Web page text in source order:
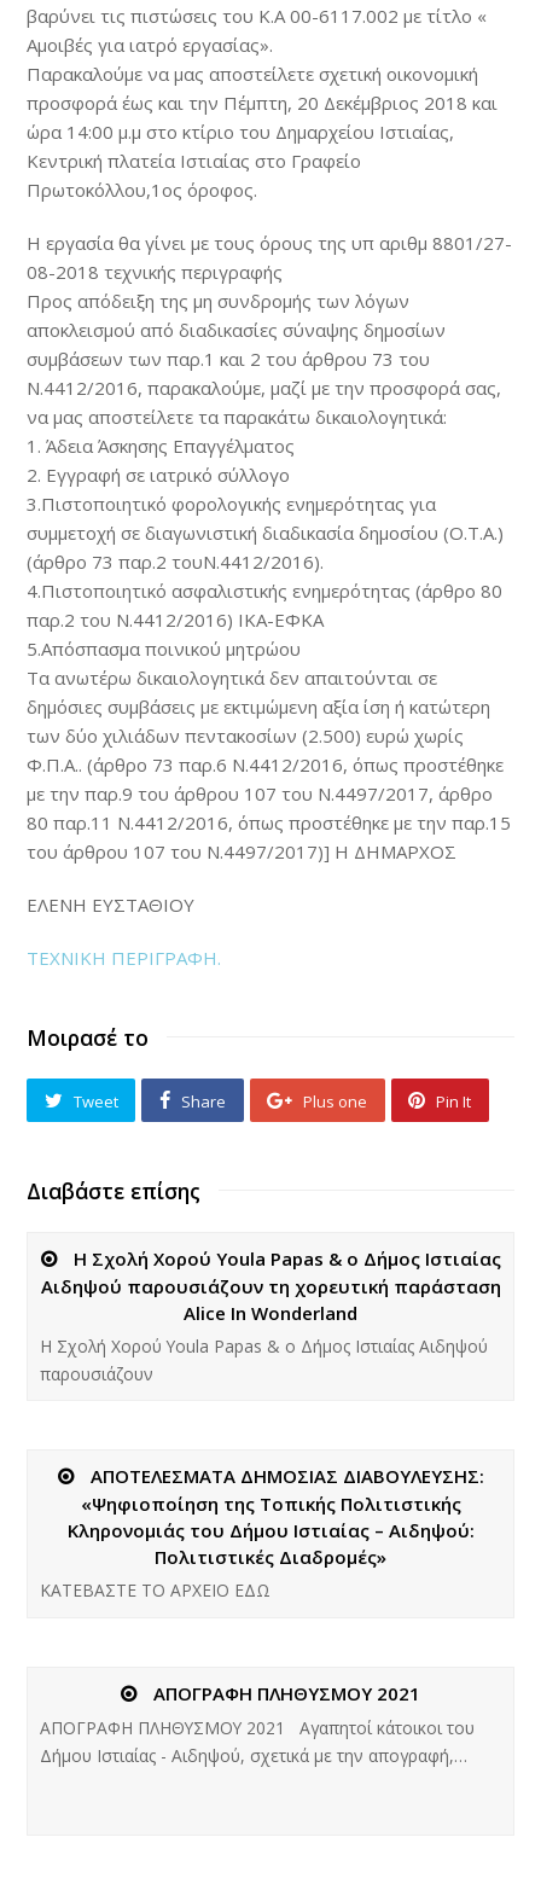
βαρύνει τις πιστώσεις του Κ.Α 00-6117.002 με τίτλο «
Αμοιβές για ιατρό εργασίας».
Παρακαλούμε να μας αποστείλετε σχετική οικονομική
προσφορά έως και την Πέμπτη, 20 Δεκέμβριος 2018 και
ώρα 14:00 μ.μ στο κτίριο του Δημαρχείου Ιστιαίας,
Κεντρική πλατεία Ιστιαίας στο Γραφείο
Πρωτοκόλλου,1ος όροφος.
Η εργασία θα γίνει με τους όρους της υπ αριθμ 8801/27-
08-2018 τεχνικής περιγραφής
Προς απόδειξη της μη συνδρομής των λόγων
αποκλεισμού από διαδικασίες σύναψης δημοσίων
συμβάσεων των παρ.1 και 2 του άρθρου 73 του
Ν.4412/2016, παρακαλούμε, μαζί με την προσφορά σας,
να μας αποστείλετε τα παρακάτω δικαιολογητικά:
1. Άδεια Άσκησης Επαγγέλματος
2. Εγγραφή σε ιατρικό σύλλογο
3.Πιστοποιητικό φορολογικής ενημερότητας για
συμμετοχή σε διαγωνιστική διαδικασία δημοσίου (Ο.Τ.Α.)
(άρθρο 73 παρ.2 τουΝ.4412/2016).
4.Πιστοποιητικό ασφαλιστικής ενημερότητας (άρθρο 80
παρ.2 του Ν.4412/2016) ΙΚΑ-ΕΦΚΑ
5.Απόσπασμα ποινικού μητρώου
Τα ανωτέρω δικαιολογητικά δεν απαιτούνται σε
δημόσιες συμβάσεις με εκτιμώμενη αξία ίση ή κατώτερη
των δύο χιλιάδων πεντακοσίων (2.500) ευρώ χωρίς
Φ.Π.Α.. (άρθρο 73 παρ.6 Ν.4412/2016, όπως προστέθηκε
με την παρ.9 του άρθρου 107 του Ν.4497/2017, άρθρο
80 παρ.11 Ν.4412/2016, όπως προστέθηκε με την παρ.15
του άρθρου 107 του Ν.4497/2017)] Η ΔΗΜΑΡΧΟΣ
ΕΛΕΝΗ ΕΥΣΤΑΘΙΟΥ
ΤΕΧΝΙΚΗ ΠΕΡΙΓΡΑΦΗ.
Μοιρασέ το
Tweet Share Plus one Pin It
Διαβάστε επίσης
Η Σχολή Χορού Youla Papas & o Δήμος Ιστιαίας
Αιδηψού παρουσιάζουν τη χορευτική παράσταση
Alice In Wonderland
Η Σχολή Χορού Youla Papas & o Δήμος Ιστιαίας Αιδηψού
παρουσιάζουν
ΑΠΟΤΕΛΕΣΜΑΤΑ ΔΗΜΟΣΙΑΣ ΔΙΑΒΟΥΛΕΥΣΗΣ:
«Ψηφιοποίηση της Τοπικής Πολιτιστικής
Κληρονομιάς του Δήμου Ιστιαίας – Αιδηψού:
Πολιτιστικές Διαδρομές»
KATEBAΣΤΕ ΤΟ ΑΡΧΕΙΟ ΕΔΩ
ΑΠΟΓΡΑΦΗ ΠΛΗΘΥΣΜΟΥ 2021
ΑΠΟΓΡΑΦΗ ΠΛΗΘΥΣΜΟΥ 2021 Αγαπητοί κάτοικοι του
Δήμου Ιστιαίας - Αιδηψού, σχετικά με την απογραφή,…